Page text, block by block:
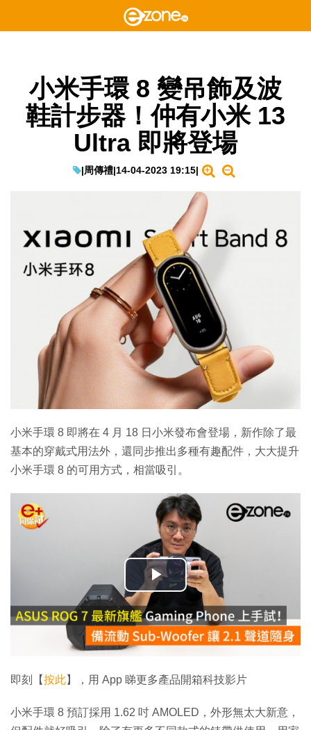
小米手環 8 變吊飾及波
鞋計步器！仲有小米 13
Ultra 即將登場
|周傳禮|14-04-2023 19:15|
小米手環 8 即將在 4 月 18 日小米發布會登場，新作除了最
基本的穿戴式用法外，還同步推出多種有趣配件，大大提升
小米手環 8 的可用方式，相當吸引。
播
放
影
片
即刻【按此】，用 App 睇更多產品開箱科技影片
小米手環 8 預訂採用 1.62 吋 AMOLED，外形無太大新意，